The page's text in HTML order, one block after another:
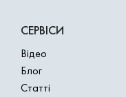
СЕРВІСИ
Відео
Блог
Статті